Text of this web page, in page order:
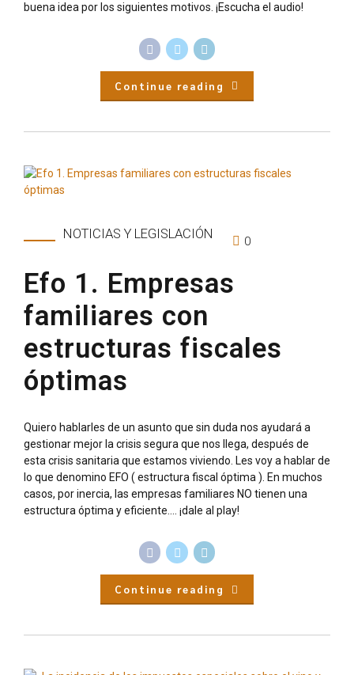
buena idea por los siguientes motivos. ¡Escucha el audio!
Continue reading
NOTICIAS Y LEGISLACIÓN 0
Efo 1. Empresas
familiares con
estructuras fiscales
óptimas
Quiero hablarles de un asunto que sin duda nos ayudará a
gestionar mejor la crisis segura que nos llega, después de
esta crisis sanitaria que estamos viviendo. Les voy a hablar de
lo que denomino EFO ( estructura fiscal óptima ). En muchos
casos, por inercia, las empresas familiares NO tienen una
estructura óptima y eficiente…. ¡dale al play!
Continue reading